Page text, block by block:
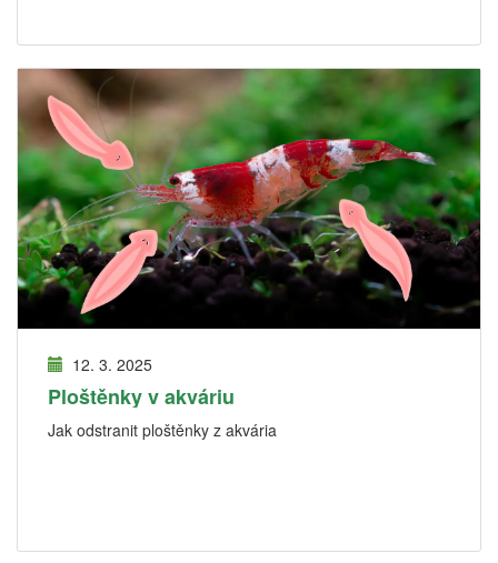
12. 3. 2025
Ploštěnky v akváriu
Jak odstranit ploštěnky z akvária